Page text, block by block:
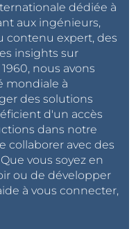
avec Raspberry
accessible
semaines suivant la
a été initialement
datant de 2016.
il est possible
imprimés,
dédiée à
aux ingénieurs,
contenu expert, des
insights sur
nous avons
mondiale à
des solutions
d'un accès
dans notre
collaborer avec des
vous soyez en
ou de développer
à vous connecter,